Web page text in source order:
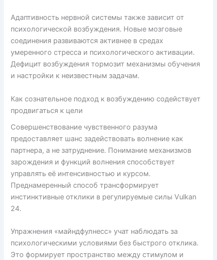
Адаптивность нервной системы также зависит от
психологической возбуждения. Новые мозговые
соединения развиваются активнее в средах
умеренного стресса и психологического активации.
Дефицит возбуждения тормозит механизмы обучения
и настройки к неизвестным задачам.
Как сознательное подход к возбуждению содействует
продвигаться к цели
Совершенствование чувственного разума
предоставляет шанс задействовать волнение как
партнера, а не затруднение. Понимание механизмов
зарождения и функций волнения способствует
управлять её интенсивностью и курсом.
Преднамеренный способ трансформирует
инстинктивные отклики в регулируемые силы Vulkan
24.
Упражнения «майндфулнесс» учат наблюдать за
психологическими условиями без быстрого отклика.
Это формирует пространство между стимулом и